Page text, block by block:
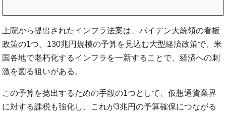
上院から提出されたインフラ法案は、バイデン大統領の看板
政策の1つ。130兆円規模の予算を見込む大型経済政策で、米
国各地で老朽化するインフラを一新することで、経済への刺
激を図る狙いがある。
この予算を捻出するための手段の1つとして、仮想通貨業界
に対する課税も強化し、これが3兆円の予算確保につながる